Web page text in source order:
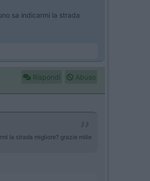
sa indicarmi la strada
Rispondi Abuso
la strada migliore? grazie mille